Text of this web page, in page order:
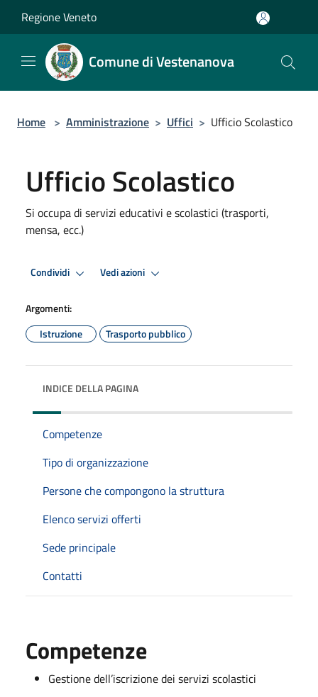
Regione Veneto
Comune di Vestenanova
Home > Amministrazione > Uffici > Ufficio Scolastico
Ufficio Scolastico
Si occupa di servizi educativi e scolastici (trasporti,
mensa, ecc.)
Condividi Vedi azioni
Argomenti:
Istruzione
Trasporto pubblico
INDICE DELLA PAGINA
Competenze
Tipo di organizzazione
Persone che compongono la struttura
Elenco servizi offerti
Sede principale
Contatti
Competenze
Gestione dell’iscrizione dei servizi scolastici